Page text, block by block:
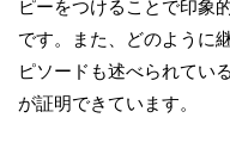
ピーをつけることで印象
です。また、どのように
ピソードも述べられてい
が証明できています。